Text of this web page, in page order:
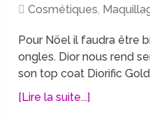
Cosmétiques,
Pour Nöel il faudra être
ongles. Dior nous rend
son top coat Diorific
[Lire la suite...]